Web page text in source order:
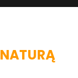
NATURĄ